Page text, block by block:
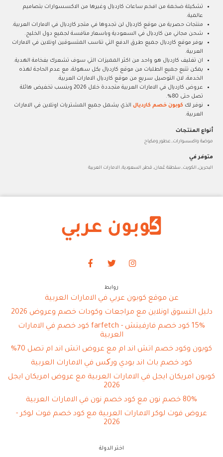
تشكيلة ضخمة من افخم ساعات كارديال وغيرها من الاكسسوارات بتصاميم
عالمية.
منتجات حصرية من موقع كارديال لن تجدوها في متجر كارديال في الامارات العربية.
شحن مجاني من كارديال في السعودية وباسعار منافسة لجميع دول الخليج.
يوفر موقع كارديال جميع طرق الدفع التي تناسب المتسوقين اونلاين في الامارات
العربية.
ان تغليف كارديال هو واحد من اكثر المميزات التي سوف تشعرك بفخامة الهدية.
يمكن تتبع جميع الطلبات من موقع كارديال بكل سهولة، مع عدم الحاجة لهذه
الخدمة، لان التوصيل سريع من موقع كارديال الامارات العربية.
عروض كارديال في الامارات العربية متجددة خلال 2026 وبنسب تخفيض هائلة
تصل حتى 80%.
نوفر لككوبون خصم كارديال الذي يشمل جميع المشتريات اونلاين في الامارات
العربية.
أنواع المنتجات
موضة واكسسوارات, عطور ومكياج
متوفر في
البحرين, الكويت, سلطنة عُمان, قطر, السعودية, الامارات العربية
روابط
عن موقع كوبون عربي في الامارات العربية
دليل التسوق اونلاين مع مراجعات وكودات خصم وعروض 2026
15% كود خصم فارفيتش - farfetch كود خصم في الامارات
العربية
كوبون وكود خصم اتش اند ام مع عروض اتش اند ام تصل 70%
كود خصم باث اند بودي ورکس في الامارات العربية
كوبون امريكان ايجل في الامارات العربية مع عروض امريكان ايجل
2026
80% خصم نون مع كود خصم نون في الامارات العربية
عروض فوت لوكر الامارات العربية مع كود خصم فوت لوكر -
2026
اختر الدولة